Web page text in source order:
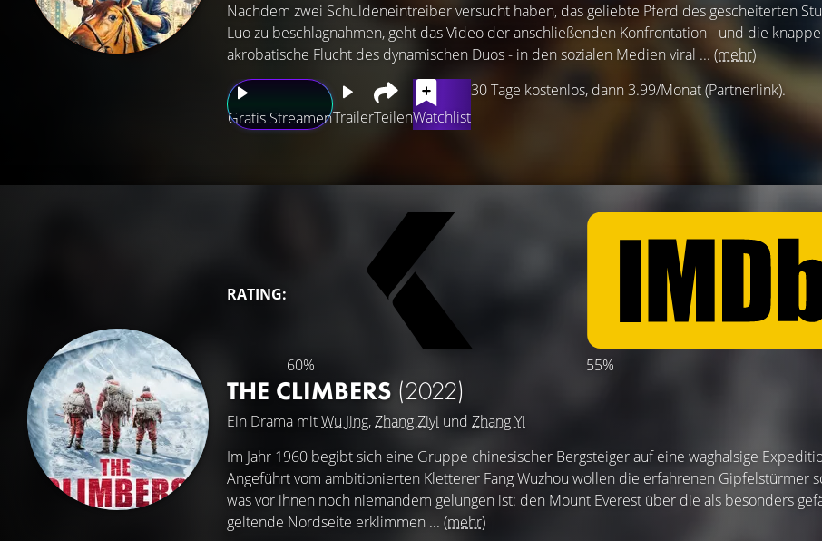
Gratis StreamenTrailerTeilenWatchlist
30 Tage kostenlos, dann 3.99/Monat (Partnerlink).
Nachdem zwei Schuldeneintreiber versucht haben, das geliebte Pferd des gescheiterten
Luo zu beschlagnahmen, geht das Video der anschließenden Konfrontation - und die knappe
akrobatische Flucht des dynamischen Duos - in den sozialen Medien viral ... (mehr)
RATING:
60% 55%
THE CLIMBERS (2022)
Ein Drama mitWu Jing,Zhang Ziyi und Zhang Yi
Im Jahr 1960 begibt sich eine Gruppe chinesischer Bergsteiger auf eine waghalsige
Angeführt vom ambitionierten Kletterer Fang Wuzhou wollen die erfahrenen Gipfelstürmer
was vor ihnen noch niemandem gelungen ist: den Mount Everest über die als besonders
geltende Nordseite erklimmen ... (mehr)